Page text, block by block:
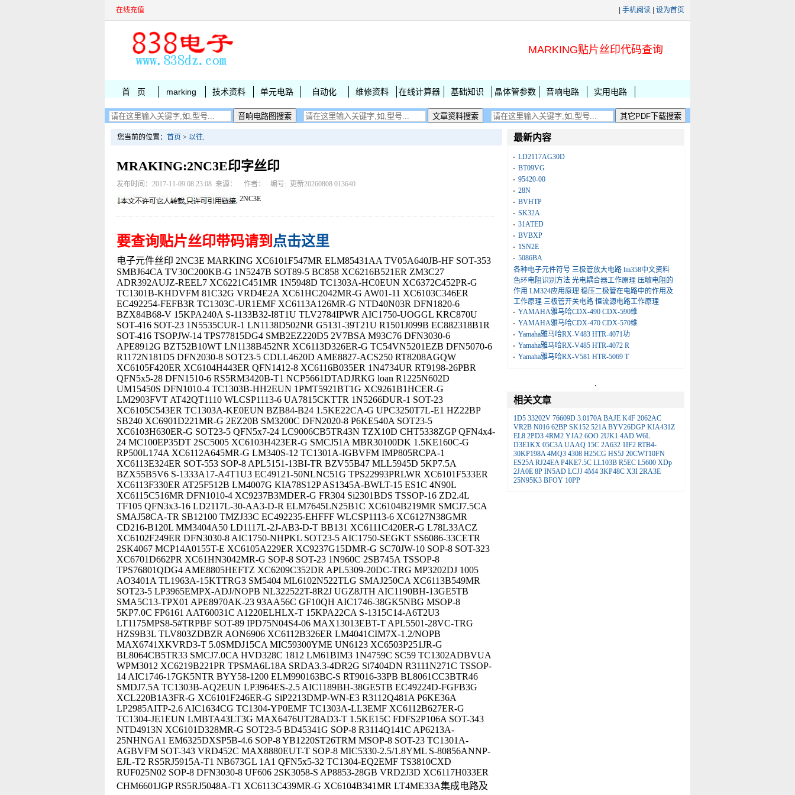
在线充值 手机阅读 设为首页
MARKING贴片丝印代码查询
首 页 marking 技术资料 单元电路 自动化 维修资料 在线计算器 基础知识 晶体管参数 音响电路 实用电路
您当前的位置： 首页 > 以往.
MRAKING:2NC3E印字丝印
发布时间：2017-11-09 08:23:08 来源： 作者： 编号: 更新20260808 013640
2NC3E
要查询贴片丝印带码请到 点击这里
电子元件丝印 2NC3E MARKING XC6101F547MR ELM85431AA TV05A640JB-HF SOT-353
SMBJ64CA TV30C200KB-G 1N5247B SOT89-5 BC858 XC6216B521ER ZM3C27
ADR392AUJZ-REEL7 XC6221C451MR 1N5948D TC1303A-HC0EUN XC6372C452PR-G
TC1301B-KHDVFM 81C32G VRD4E2A XC61HC2042MR-G AW01-11 XC6103C346ER
EC492254-FEFB3R TC1303C-UR1EMF XC6113A126MR-G NTD40N03R DFN1820-6
BZX84B68-V 15KPA240A S-1133B32-I8T1U TLV2784IPWR AIC1750-UOGGL KRC870U
SOT-416 SOT-23 1N5535CUR-1 LN1138D502NR G5131-39T21U R1501J099B EC882318B1R
SOT-416 TSOPJW-14 TPS77815DG4 SMB2EZ220D5 2V7BSA M93C76 DFN3030-6
APE8912G BZT52B10WT LN1138B452NR XC6113D326ER-G TC54VN5201EZB DFN5070-6
R1172N181D5 DFN2030-8 SOT23-5 CDLL4620D AME8827-ACS250 RT8208AGQW
XC6105F420ER XC6104H443ER QFN1412-8 XC6116B035ER 1N4734UR RT9198-26PBR
QFN5x5-28 DFN1510-6 RS5RM3420B-T1 NCP5661DTADJRKG loan R1225N602D
UM15450S DFN1010-4 TC1303B-HH2EUN 1PMT5921BT1G XC9261B1HCER-G
LM2903FVT AT42QT1110 WLCSP1113-6 UA7815CKTTR 1N5266DUR-1 SOT-23
XC6105C543ER TC1303A-KE0EUN BZB84-B24 1.5KE22CA-G UPC3250T7L-E1 HZ22BP
SB240 XC6901D221MR-G 2EZ20B SM3200C DFN2020-8 P6KE540A SOT23-5
XC6103H630ER-G SOT23-5 QFN5x7-24 LC9006CB5TR43N TZX10D CHT5338ZGP QFN4x4-
24 MC100EP35DT 2SC5005 XC6103H423ER-G SMCJ51A MBR30100DK 1.5KE160C-G
RP500L174A XC6112A645MR-G LM340S-12 TC1301A-IGBVFM IMP805RCPA-1
XC6113E324ER SOT-553 SOP-8 APL5151-13BI-TR BZV55B47 MLL5945D 5KP7.5A
BZX55B5V6 S-1333A17-A4T1U3 EC49121-50NLNC51G TPS22993PRLWR XC6101F533ER
XC6113F330ER AT25F512B LM4007G KIA78S12P AS1345A-BWLT-15 ES1C 4N90L
XC6115C516MR DFN1010-4 XC9237B3MDER-G FR304 Si2301BDS TSSOP-16 ZD2.4L
TF105 QFN3x3-16 LD2117L-30-AA3-D-R ELM7645LN25B1C XC6104B219MR SMCJ7.5CA
SMAJ58CA-TR SB12100 TMZJ33C EC492235-EHFFF WLCSP1113-6 XC6127N38GMR
CD216-B120L MM3404A50 LD1117L-2J-AB3-D-T BB131 XC6111C420ER-G L78L33ACZ
XC6102F249ER DFN3030-8 AIC1750-NHPKL SOT23-5 AIC1750-SEGKT SS6086-33CETR
2SK4067 MCP14A0155T-E XC6105A229ER XC9237G15DMR-G SC70JW-10 SOP-8 SOT-323
XC6701D662PR XC61HN3042MR-G SOP-8 SOT-23 1N960C 2SB745A TSSOP-8
TPS76801QDG4 AME8805HEFTZ XC6209C352DR APL5309-20DC-TRG MP3202DJ 1005
AO3401A TL1963A-15KTTRG3 SM5404 ML6102N522TLG SMAJ250CA XC6113B549MR
SOT23-5 LP3965EMPX-ADJ/NOPB NL322522T-8R2J UGZ8JTH AIC1190BH-13GE5TB
SMA5C13-TPX01 APE8970AK-23 93AA56C GF10QH AIC1746-38GK5NBG MSOP-8
5KP7.0C FP6161 AAT60031C A1220ELHLX-T 15KPA22CA S-1315C14-A6T2U3
LT1175MPS8-5#TRPBF SOT-89 IPD75N04S4-06 MAX13013EBT-T APL5501-28VC-TRG
HZS9B3L TLV803ZDBZR AON6906 XC6112B326ER LM4041CIM7X-1.2/NOPB
MAX6741XKVRD3-T 5.0SMDJ15CA MIC59300YME UN6123 XC6503P251JR-G
BL8064CB5TR33 SMCJ7.0CA HVD328C 1812 LM61BIM3 1N4759C SC59 TC1302ADBVUA
WPM3012 XC6219B221PR TPSMA6L18A SRDA3.3-4DR2G Si7404DN R3111N271C TSSOP-
14 AIC1746-17GK5NTR BYY58-1200 ELM990163BC-S RT9016-33PB BL8061CC3BTR46
SMDJ7.5A TC1303B-AQ2EUN LP3964ES-2.5 AIC1189BH-38GE5TB EC49224D-FGFB3G
XCL220B1A3FR-G XC6101F246ER-G SiP2213DMP-WN-E3 R3112Q481A P6KE36A
LP2985AITP-2.6 AIC1634CG TC1304-YP0EMF TC1303A-LL3EMF XC6112B627ER-G
TC1304-JE1EUN LMBTA43LT3G MAX6476UT28AD3-T 1.5KE15C FDFS2P106A SOT-343
NTD4913N XC6101D328MR-G SOT23-5 BD45341G SOP-8 R3114Q141C AP6213A-
25NHNGA1 EM6325DXSP5B-4.6 SOP-8 YB1220ST26TRM MSOP-8 SOT-23 TC1301A-
AGBVFM SOT-343 VRD452C MAX8880EUT-T SOP-8 MIC5330-2.5/1.8YML S-80856ANNP-
EJL-T2 RS5RJ5915A-T1 NB673GL 1A1 QFN5x5-32 TC1304-EQ2EMF TS3810CXD
RUF025N02 SOP-8 DFN3030-8 UF606 2SK3058-S AP8853-28GB VRD2J3D XC6117H033ER
CHM6601JGP RS5RJ5048A-T1 XC6113C439MR-G XC6104B341MR LT4ME33A集成电路及
最新内容
LD2117AG30D
BT09VG
95420-00
28N
BVHTP
SK32A
31ATED
BVBXP
1SN2E
5086BA
各种电子元件符号 三极管放大电路 lm358中文资料
色环电阻识别方法 光电耦合器工作原理 压敏电阻的
作用 LM324应用原理 稳压二极管在电路中的作用及
工作原理 三极管开关电路 恒流源电路工作原理
YAMAHA雅马哈CDX-490 CDX-590维
YAMAHA雅马哈CDX-470 CDX-570维
Yamaha雅马哈RX-V483 HTR-4071功
Yamaha雅马哈RX-V485 HTR-4072 R
Yamaha雅马哈RX-V581 HTR-5069 T
.
相关文章
1D5 33202V 76609D 3.0170A BAJE K4F 2062AC
VR2B N016 62BP SK152 521A BYV26DGP KIA431Z
EL8 2PD3 4RM2 YJA2 6OO 2UK1 4AD W6L
D3E1KX 05C3A UAAQ 15C 2A632 1IF2 RTB4-
30KP198A 4MQ3 4308 H25CG HS5J 20CWT10FN
ES25A RJ24EA P4KE7.5C LL103B R5EC L5600 XDp
2JA0E 8P IN5AD LCJJ 4M4 3KP48C X3I 2RA3E
25N95K3 BFOY 10PP